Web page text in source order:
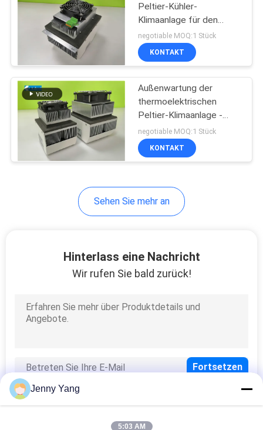
Peltier-Kühler-
Klimaanlage für den
Außenschrank
negotiable MOQ:1 Stück
KONTAKT
Außenwartung der
thermoelektrischen
Peltier-Klimaanlage -
kostenlos
negotiable MOQ:1 Stück
KONTAKT
Sehen Sie mehr an
Hinterlass eine Nachricht
Wir rufen Sie bald zurück!
Jenny Yang
5:03 AM